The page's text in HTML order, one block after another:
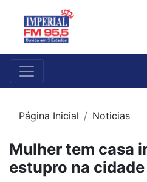
Página Inicial Noticias
Mulher tem casa
estupro na cidade